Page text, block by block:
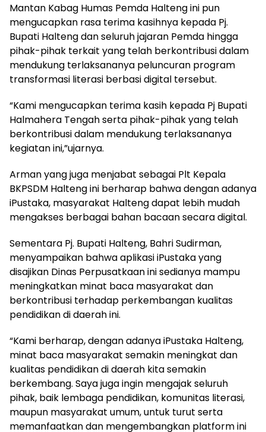
Mantan Kabag Humas Pemda Halteng ini pun
mengucapkan rasa terima kasihnya kepada Pj.
Bupati Halteng dan seluruh jajaran Pemda hingga
pihak-pihak terkait yang telah berkontribusi dalam
mendukung terlaksananya peluncuran program
transformasi literasi berbasi digital tersebut.
“Kami mengucapkan terima kasih kepada Pj Bupati
Halmahera Tengah serta pihak-pihak yang telah
berkontribusi dalam mendukung terlaksananya
kegiatan ini,”ujarnya.
Arman yang juga menjabat sebagai Plt Kepala
BKPSDM Halteng ini berharap bahwa dengan adanya
iPustaka, masyarakat Halteng dapat lebih mudah
mengakses berbagai bahan bacaan secara digital.
Sementara Pj. Bupati Halteng, Bahri Sudirman,
menyampaikan bahwa aplikasi iPustaka yang
disajikan Dinas Perpusatkaan ini sedianya mampu
meningkatkan minat baca masyarakat dan
berkontribusi terhadap perkembangan kualitas
pendidikan di daerah ini.
“Kami berharap, dengan adanya iPustaka Halteng,
minat baca masyarakat semakin meningkat dan
kualitas pendidikan di daerah kita semakin
berkembang. Saya juga ingin mengajak seluruh
pihak, baik lembaga pendidikan, komunitas literasi,
maupun masyarakat umum, untuk turut serta
memanfaatkan dan mengembangkan platform ini